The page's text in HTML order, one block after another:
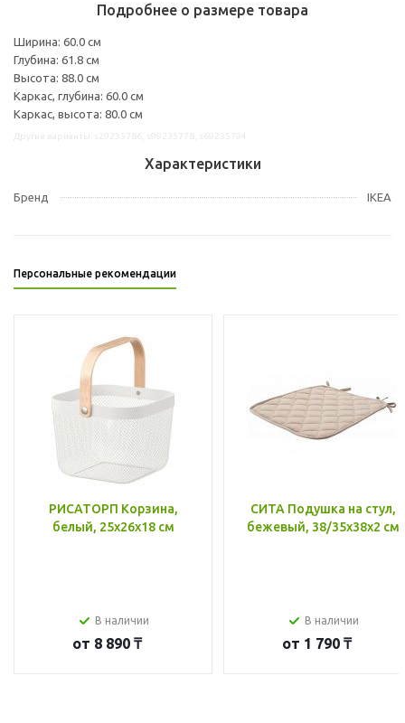
Подробнее о размере товара
Ширина: 60.0 см
Глубина: 61.8 см
Высота: 88.0 см
Каркас, глубина: 60.0 см
Каркас, высота: 80.0 см
Характеристики
Бренд IKEA
Персональные рекомендации
РИСАТОРП Корзина,
белый, 25x26x18 см
В наличии
от 8 890 ₸
СИТА Подушка на стул,
бежевый, 38/35x38x2 см
В наличии
от 1 790 ₸